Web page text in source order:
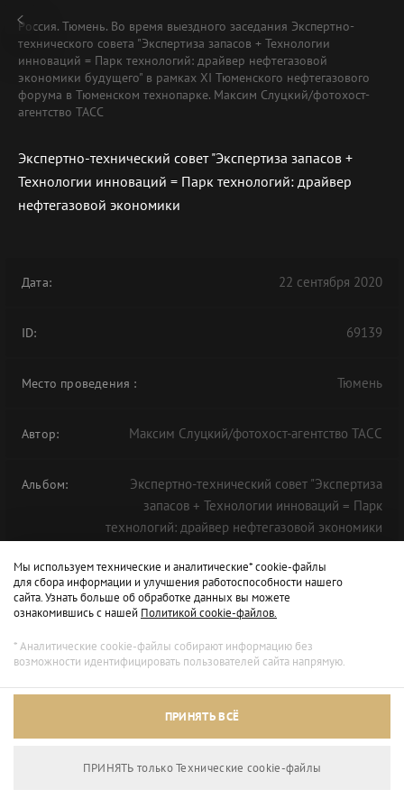
Россия. Тюмень. Во время выездного заседания Экспертно-
технического совета "Экспертиза запасов + Технологии
инноваций = Парк технологий: драйвер нефтегазовой
экономики будущего" в рамках XI Тюменского нефтегазового
форума в Тюменском технопарке. Максим Слуцкий/фотохост-
агентство ТАСС
Экспертно-технический совет "Экспертиза запасов +
Технологии инноваций = Парк технологий: драйвер
нефтегазовой экономики
Дата: 22 сентября 2020
ID: 69139
Место проведения : Тюмень
Автор: Максим Слуцкий/фотохост-агентство ТАСС
Альбом:
Экспертно-технический совет "Экспертиза
запасов + Технологии инноваций = Парк
технологий: драйвер нефтегазовой экономики
Мы используем технические и аналитические* cookie-файлы
для сбора информации и улучшения работоспособности нашего
сайта. Узнать больше об обработке данных вы можете
ознакомившись с нашей Политикой cookie-файлов.
* Аналитические cookie-файлы собирают информацию без
возможности идентифицировать пользователей сайта напрямую.
ПРИНЯТЬ ВСЁ
ПРИНЯТЬ только Технические сookie-файлы